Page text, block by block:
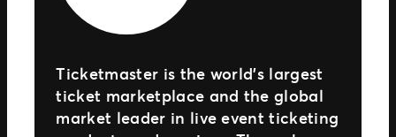
Ticketmaster is the world’s largest
ticket marketplace and the global
market leader in live event ticketing